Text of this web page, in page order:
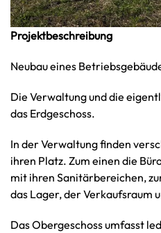
Projektbeschreibung
Neubau eines
Die Verwaltung und die
das Erdgeschoss.
In der Verwaltung finden
ihren Platz. Zum einen die
mit ihren Sanitärbereichen,
das Lager, der Verkaufsraum
Das Obergeschoss umfasst